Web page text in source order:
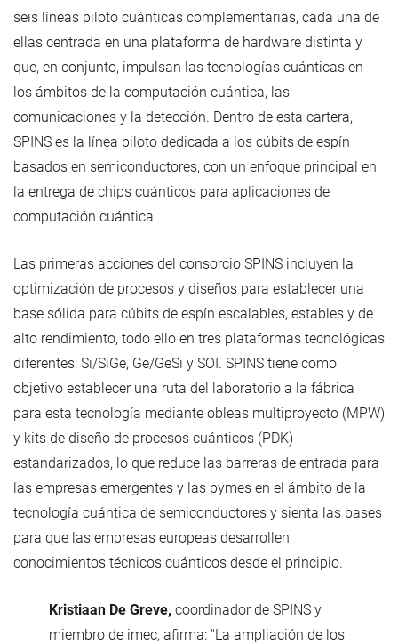
seis líneas piloto cuánticas complementarias, cada una de
ellas centrada en una plataforma de hardware distinta y
que, en conjunto, impulsan las tecnologías cuánticas en
los ámbitos de la computación cuántica, las
comunicaciones y la detección. Dentro de esta cartera,
SPINS es la línea piloto dedicada a los cúbits de espín
basados en semiconductores, con un enfoque principal en
la entrega de chips cuánticos para aplicaciones de
computación cuántica.
Las primeras acciones del consorcio SPINS incluyen la
optimización de procesos y diseños para establecer una
base sólida para cúbits de espín escalables, estables y de
alto rendimiento, todo ello en tres plataformas tecnológicas
diferentes: Si/SiGe, Ge/GeSi y SOI. SPINS tiene como
objetivo establecer una ruta del laboratorio a la fábrica
para esta tecnología mediante obleas multiproyecto (MPW)
y kits de diseño de procesos cuánticos (PDK)
estandarizados, lo que reduce las barreras de entrada para
las empresas emergentes y las pymes en el ámbito de la
tecnología cuántica de semiconductores y sienta las bases
para que las empresas europeas desarrollen
conocimientos técnicos cuánticos desde el principio.
Kristiaan De Greve, coordinador de SPINS y
miembro de imec, afirma: "La ampliación de los